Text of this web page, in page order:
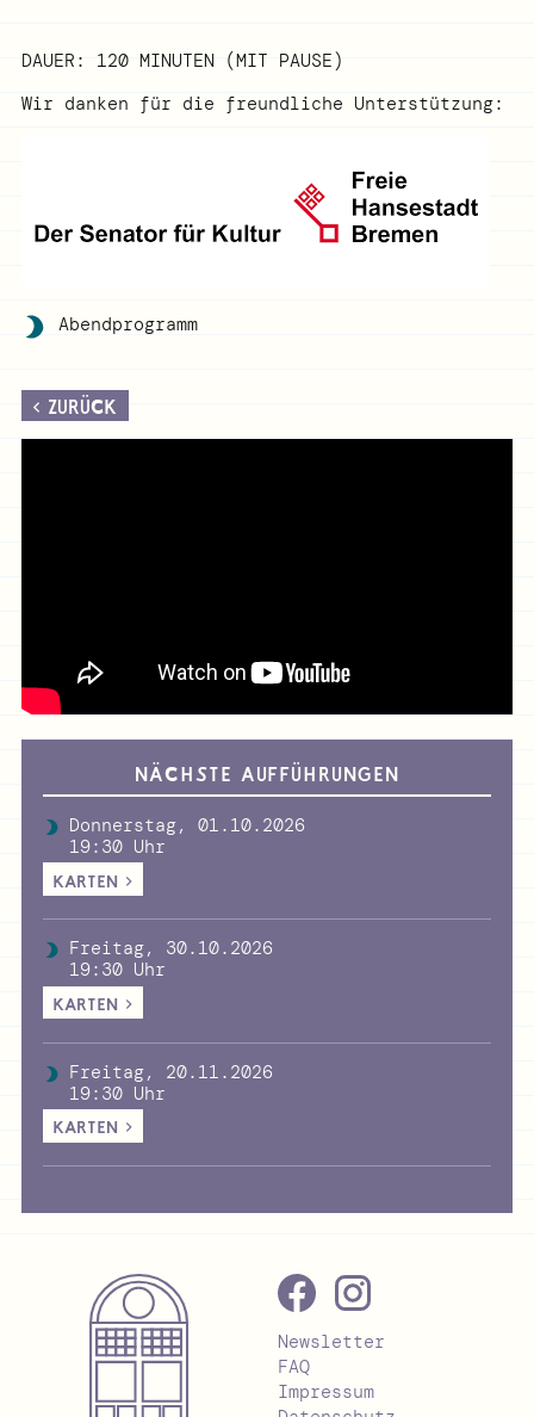
DAUER: 120 MINUTEN (MIT PAUSE)
Wir danken für die freundliche Unterstützung:
Abendprogramm
ZURÜCK
NÄCHSTE AUFFÜHRUNGEN
Donnerstag, 01.10.2026
19:30 Uhr
KARTEN >
Freitag, 30.10.2026
19:30 Uhr
KARTEN >
Freitag, 20.11.2026
19:30 Uhr
KARTEN >
Newsletter
FAQ
Impressum